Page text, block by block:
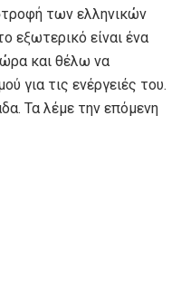
των ελληνικών
εξωτερικό είναι ένα
και θέλω να
για τις ενέργειές του.
Τα λέμε την επόμενη